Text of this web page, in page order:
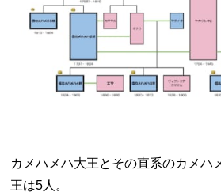
カメハメハ大王とその直系のカメハ
王は5人。